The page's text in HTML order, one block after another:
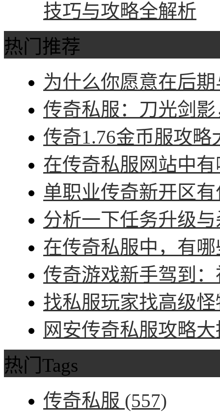
技巧与攻略全解析
热门推荐
为什么你愿意在后
传奇私服：刀光剑
传奇1.76金币服攻
在传奇私服网站中
单职业传奇新开区
分析一下任务升级
在传奇私服中，有
传奇游戏新手驾到
找私服玩家找高级
网安传奇私服攻略
热门Tags
传奇私服 (557)